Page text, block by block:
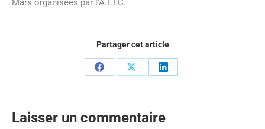
Mars organisées par l’A.F.I.C.
Partager cet article
PartagerPartagerPartager
Laisser un commentaire